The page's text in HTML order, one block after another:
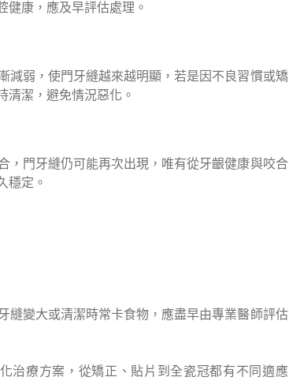
健康，應及早評估處理。
減弱，使門牙縫越來越明顯，若是因不良習慣或矯
清潔，避免情況惡化。
，門牙縫仍可能再次出現，唯有從牙齦健康與咬合
穩定。
縫變大或清潔時常卡食物，應盡早由專業醫師評估
治療方案，從矯正、貼片到全瓷冠都有不同適應